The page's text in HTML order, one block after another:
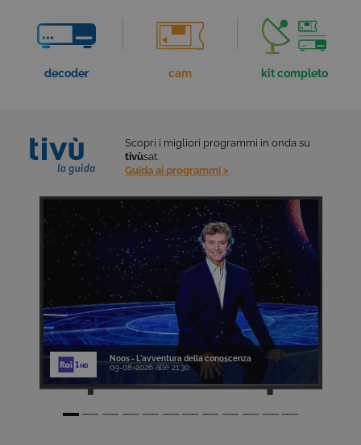
decoder cam kit completo
Scopri i migliori programmi in onda su
tivùsat.
Guida ai programmi >
Noos - L'avventura della conoscenza
09-08-2026 alle 21:30